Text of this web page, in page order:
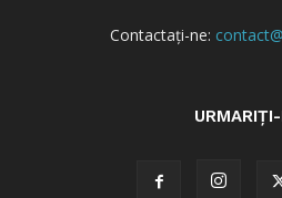
Contactați-ne: